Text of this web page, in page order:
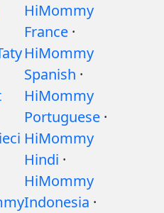
HiMommy
France ·
HiMommy
Spanish ·
HiMommy
Portuguese ·
HiMommy
Hindi ·
HiMommy
Indonesia ·